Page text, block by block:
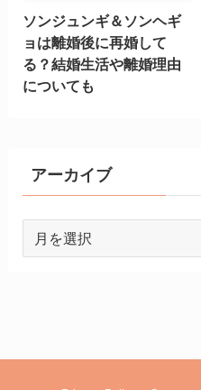
ソンジュンギ＆ソンヘギ
ョは離婚後に再婚して
る？結婚生活や離婚理由
についても
アーカイブ